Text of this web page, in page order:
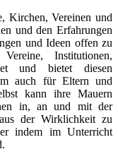
Kirchen, Vereinen und
und den Erfahrungen
und Ideen offen zu
Institutionen,
und bietet diesen
auch für Eltern und
kann ihre Mauern
in, an und mit der
der Wirklichkeit zu
indem im Unterricht